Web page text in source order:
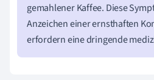
gemahlener Kaffee. Diese
Anzeichen einer ernsthaften
erfordern eine dringende